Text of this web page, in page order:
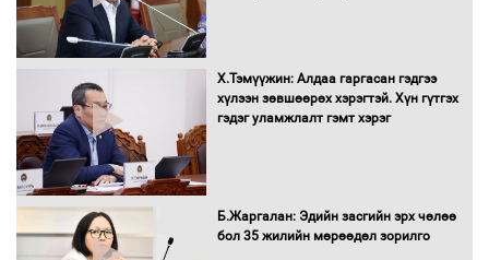
Нөөцийн махны худалдаа,
борлуулалтыг нээлттэй ил тод
болгоно
төлөвлөгөө”-гөө танилцуулна
Х.Тэмүүжин: Алдаа гаргасан гэдгээ
хүлээн зөвшөөрөх хэрэгтэй. Хүн гүтгэх
гэдэг уламжлалт гэмт хэрэг
Б.Жаргалан: Эдийн засгийн эрх чөлөө
бол 35 жилийн мөрөөдөл зорилго